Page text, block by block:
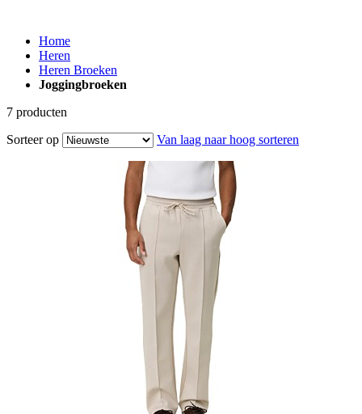
Home
Heren
Heren Broeken
Joggingbroeken
7 producten
Sorteer op
Van laag naar hoog sorteren